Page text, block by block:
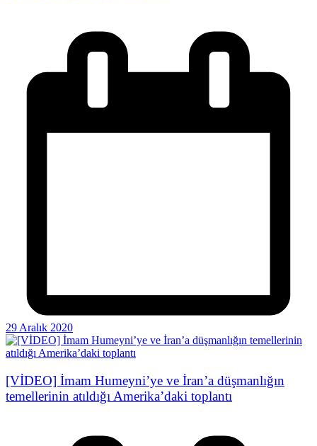
29 Aralık 2020
[VİDEO] İmam Humeyni’ye ve İran’a düşmanlığın
temellerinin atıldığı Amerika’daki toplantı